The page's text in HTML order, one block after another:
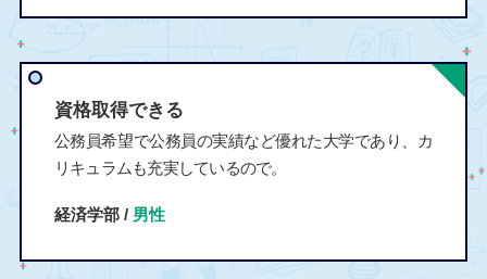
資格取得できる
公務員希望で公務員の実績など優れた大学であり、カ
リキュラムも充実しているので。
経済学部 / 男性